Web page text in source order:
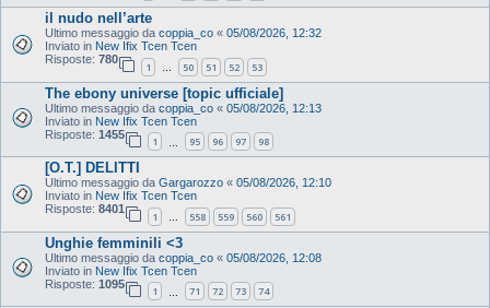
il nudo nell’arte
Ultimo messaggio da coppia_co « 05/08/2026, 12:32
Inviato in New Ifix Tcen Tcen
Risposte: 780
1 50 51 52 53
The ebony universe [topic ufficiale]
Ultimo messaggio da coppia_co « 05/08/2026, 12:13
Inviato in New Ifix Tcen Tcen
Risposte: 1455
1 95 96 97 98
[O.T.] DELITTI
Ultimo messaggio da Gargarozzo « 05/08/2026, 12:10
Inviato in New Ifix Tcen Tcen
Risposte: 8401
1 … 558 559 560 561
Unghie femminili <3
Ultimo messaggio da coppia_co « 05/08/2026, 12:08
Inviato in New Ifix Tcen Tcen
Risposte: 1095
1 71 72 73 74